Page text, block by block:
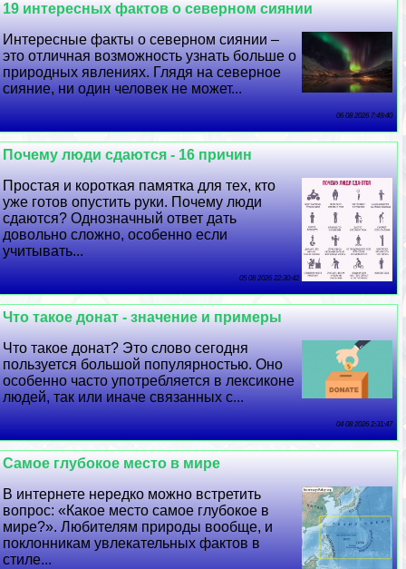
19 интересных фактов о северном сиянии
Интересные факты о северном сиянии –
это отличная возможность узнать больше о
природных явлениях. Глядя на северное
сияние, ни один человек не может...
06 08 2026 7:49:40
Почему люди сдаются - 16 причин
Простая и короткая памятка для тех, кто
уже готов опустить руки. Почему люди
сдаются? Однозначный ответ дать
довольно сложно, особенно если
учитывать...
05 08 2026 22:30:42
Что такое донат - значение и примеры
Что такое донат? Это слово сегодня
пользуется большой популярностью. Оно
особенно часто употрeбляется в лексиконе
людей, так или иначе связанных с...
04 08 2026 2:31:47
Самое глубокое место в мире
В интернете нередко можно встретить
вопрос: «Какое место самое глубокое в
мире?». Любителям природы вообще, и
поклонникам увлекательных фактов в
стиле...